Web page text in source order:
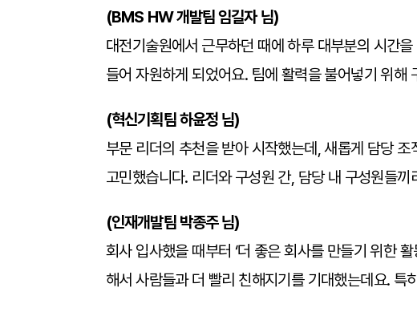
(BMS HW 개발팀 임길자 님)
대전기술원에서 근무하던 때에 하루 대부분의 시간
들어 자원하게 되었어요. 팀에 활력을 불어넣기 위
(혁신기획팀 하윤정 님)
부문 리더의 추천을 받아 시작했는데, 새롭게 담당
고민했습니다. 리더와 구성원 간, 담당 내 구성원들
(인재개발팀 박종주 님)
회사 입사했을 때부터 ‘더 좋은 회사를 만들기 위한
해서 사람들과 더 빨리 친해지기를 기대했는데요.